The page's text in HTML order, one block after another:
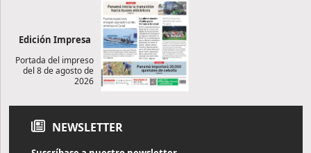
Edición Impresa
Portada del impreso
del 8 de agosto de
2026
NEWSLETTER